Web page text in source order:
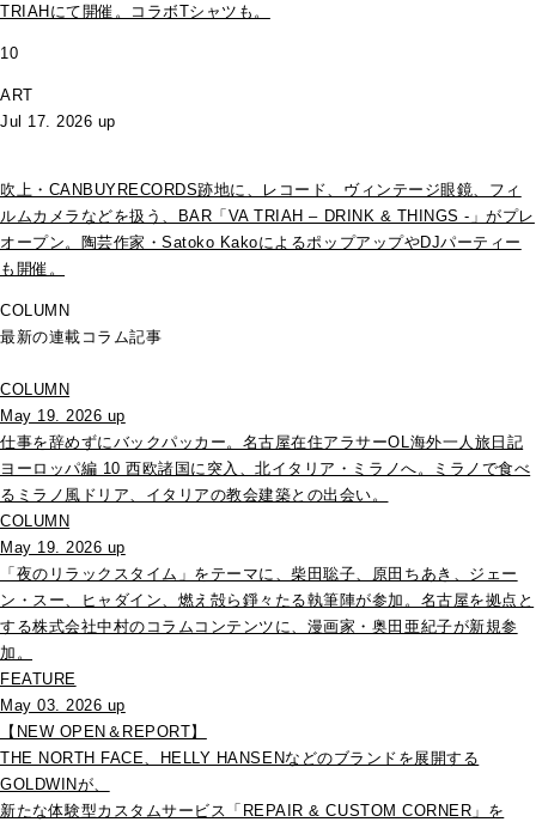
TRIAHにて開催。コラボTシャツも。
10
ART
Jul 17. 2026 up
吹上・CANBUYRECORDS跡地に、レコード、ヴィンテージ眼鏡、フィ
ルムカメラなどを扱う、BAR「VA TRIAH – DRINK & THINGS -」がプレ
オープン。陶芸作家・Satoko KakoによるポップアップやDJパーティー
も開催。
COLUMN
最新の連載コラム記事
COLUMN
May 19. 2026 up
仕事を辞めずにバックパッカー。名古屋在住アラサーOL海外一人旅日記
ヨーロッパ編 10 西欧諸国に突入、北イタリア・ミラノへ。ミラノで食べ
るミラノ風ドリア、イタリアの教会建築との出会い。
COLUMN
May 19. 2026 up
「夜のリラックスタイム」をテーマに、柴田聡子、原田ちあき、ジェー
ン・スー、ヒャダイン、燃え殻ら錚々たる執筆陣が参加。名古屋を拠点と
する株式会社中村のコラムコンテンツに、漫画家・奥田亜紀子が新規参
加。
FEATURE
May 03. 2026 up
【NEW OPEN＆REPORT】
THE NORTH FACE、HELLY HANSENなどのブランドを展開する
GOLDWINが、
新たな体験型カスタムサービス「REPAIR & CUSTOM CORNER」を